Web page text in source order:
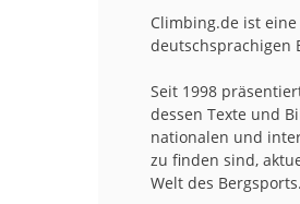
Climbing.de ist
deutschsprachigen
Seit 1998
dessen Texte und
nationalen und
zu finden sind,
Welt des Bergsports.